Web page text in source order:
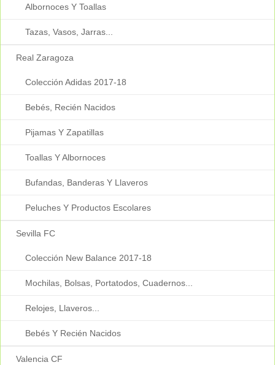
Albornoces Y Toallas
Tazas, Vasos, Jarras...
Real Zaragoza
Colección Adidas 2017-18
Bebés, Recién Nacidos
Pijamas Y Zapatillas
Toallas Y Albornoces
Bufandas, Banderas Y Llaveros
Peluches Y Productos Escolares
Sevilla FC
Colección New Balance 2017-18
Mochilas, Bolsas, Portatodos, Cuadernos...
Relojes, Llaveros...
Bebés Y Recién Nacidos
Valencia CF